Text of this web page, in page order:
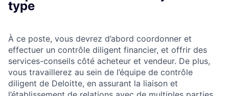
type
À ce poste, vous devrez d’abord coordonner et
effectuer un contrôle diligent financier, et offrir des
services-conseils côté acheteur et vendeur. De plus,
vous travaillerez au sein de l’équipe de contrôle
diligent de Deloitte, en assurant la liaison et